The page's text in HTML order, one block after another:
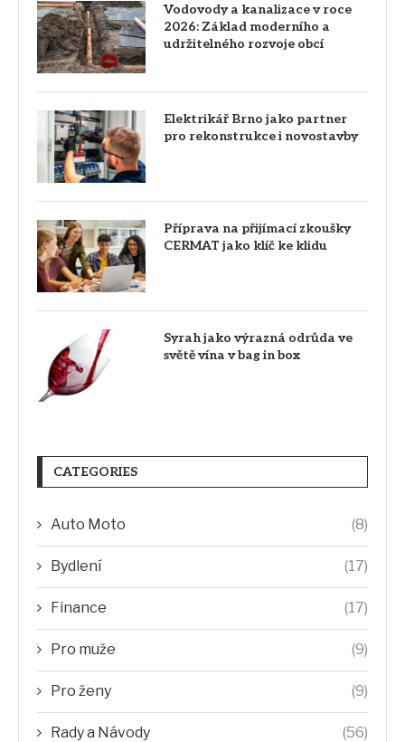
Vodovody a kanalizace v roce
2026: Základ moderního a
udržitelného rozvoje obcí
Elektrikář Brno jako partner
pro rekonstrukce i novostavby
Příprava na přijímací zkoušky
CERMAT jako klíč ke klidu
Syrah jako výrazná odrůda ve
světě vína v bag in box
CATEGORIES
Auto Moto (8)
Bydlení (17)
Finance (17)
Pro muže (9)
Pro ženy (9)
Rady a Návody (56)